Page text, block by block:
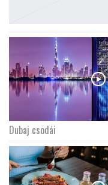
Dubaj csodái